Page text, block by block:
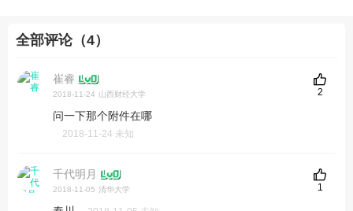
全部评论（4）
崔睿
2018-11-24 山西财经大学
问一下那个附件在哪
2018-11-24 未知
2
千代明月
2018-11-05 清华大学 1